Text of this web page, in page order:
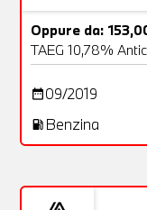
Oppure da:
TAEG 10,78%
date_range09/2019
local_gas_station Benzina